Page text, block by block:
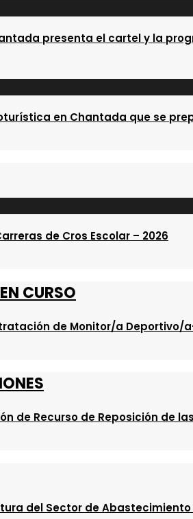
presenta el cartel y la
en Chantada que se
de Cros Escolar – 2026
CURSO
de Monitor/a Deportivo/
de Recurso de Reposición de
del Sector de Abastecimiento